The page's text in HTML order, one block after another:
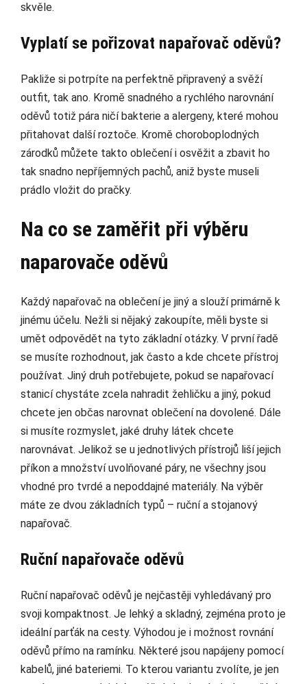
skvěle.
Vyplatí se pořizovat napařovač oděvů?
Pakliže si potrpíte na perfektně připravený a svěží
outfit, tak ano. Kromě snadného a rychlého narovnání
oděvů totiž pára ničí bakterie a alergeny, které mohou
přitahovat další roztoče. Kromě choroboplodných
zárodků můžete takto oblečení i osvěžit a zbavit ho
tak snadno nepříjemných pachů, aniž byste museli
prádlo vložit do pračky.
Na co se zaměřit při výběru
naparovače oděvů
Každý napařovač na oblečení je jiný a slouží primárně k
jinému účelu. Nežli si nějaký zakoupíte, měli byste si
umět odpovědět na tyto základní otázky. V první řadě
se musíte rozhodnout, jak často a kde chcete přístroj
používat. Jiný druh potřebujete, pokud se napařovací
stanicí chystáte zcela nahradit žehličku a jiný, pokud
chcete jen občas narovnat oblečení na dovolené. Dále
si musíte rozmyslet, jaké druhy látek chcete
narovnávat. Jelikož se u jednotlivých přístrojů liší jejich
příkon a množství uvolňované páry, ne všechny jsou
vhodné pro tvrdé a nepoddajné materiály. Na výběr
máte ze dvou základních typů – ruční a stojanový
napařovač.
Ruční napařovače oděvů
Ruční napařovač oděvů je nejčastěji vyhledávaný pro
svoji kompaktnost. Je lehký a skladný, zejména proto je
ideální parťák na cesty. Výhodou je i možnost rovnání
oděvů přímo na ramínku. Některé jsou napájeny pomocí
kabelů, jiné bateriemi. To kterou variantu zvolíte, je jen